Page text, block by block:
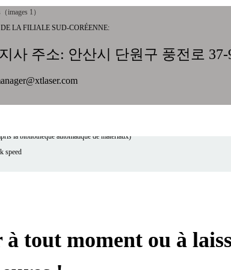
découpe laser de précision de tubes à matière
la bibliothèque automatique de matériaux)
speed
DE LA FILIALE SUD-CORÉENNE:
사 주소: 안산시 단원구 풍전로
tout moment ou à